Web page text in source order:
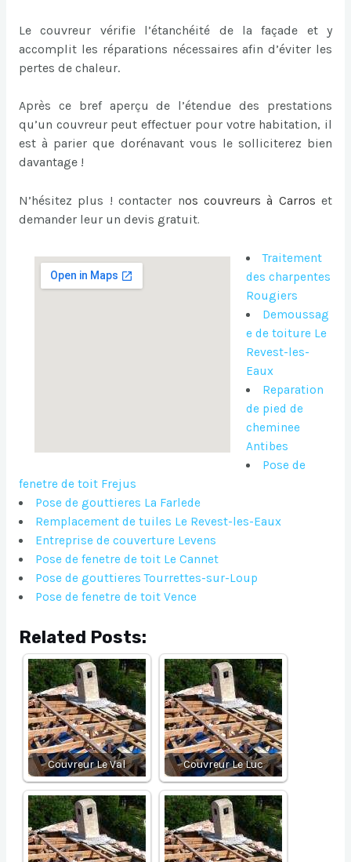
Le couvreur vérifie l’étanchéité de la façade et y
accomplit les réparations nécessaires afin d’éviter les
pertes de chaleur.
Après ce bref aperçu de l’étendue des prestations
qu’un couvreur peut effectuer pour votre habitation, il
est à parier que dorénavant vous le solliciterez bien
davantage !
N’hésitez plus ! contacter nos couvreurs à Carros et
demander leur un devis gratuit.
Traitement
des charpentes
Rougiers
Demoussag
e de toiture Le
Revest-les-
Eaux
Reparation
de pied de
cheminee
Antibes
Pose de
fenetre de toit Frejus
Pose de gouttieres La Farlede
Remplacement de tuiles Le Revest-les-Eaux
Entreprise de couverture Levens
Pose de fenetre de toit Le Cannet
Pose de gouttieres Tourrettes-sur-Loup
Pose de fenetre de toit Vence
Related Posts:
Couvreur Le Val Couvreur Le Luc